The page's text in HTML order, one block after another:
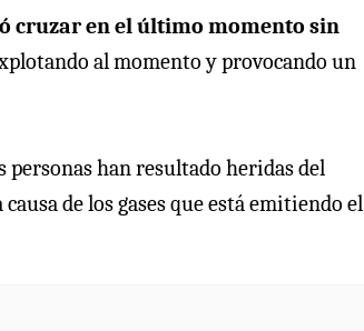
cruzar en el último momento sin
al momento y provocando un
personas han resultado heridas del
de los gases que está emitiendo el